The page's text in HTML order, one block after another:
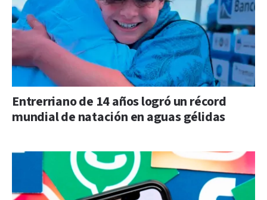
Entrerriano de 14 años logró un récord
mundial de natación en aguas gélidas